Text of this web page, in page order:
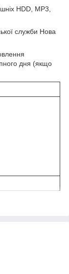
HDD, MP3,
служби Нова
дня (якщо